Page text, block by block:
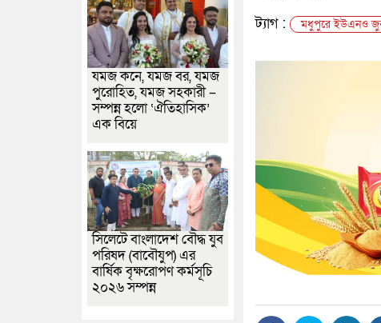
ট্যাগ :
মধুপুরে ইউএনও
যমজ কনে, যমজ বর, যমজ
পুরোহিত, যমজ সহকারী –
সম্পন্ন হলো ‘ঐতিহাসিক’
এক বিয়ে
সিলেটে বাংলাদেশ বৌদ্ধ যুব
পরিষদ (বাবৌযুপ) এর
বার্ষিক বৃক্ষরোপণ কর্মসূচি
২০২৬ সম্পন্ন